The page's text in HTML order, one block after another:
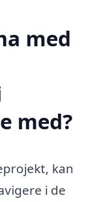
med
med?
kan
i de